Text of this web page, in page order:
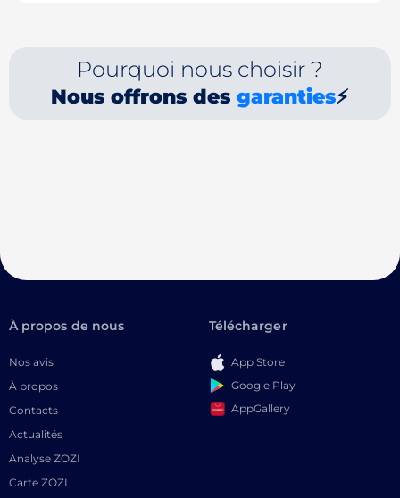
Pourquoi nous choisir ?
Nous offrons desgaranties⚡
À propos de nous
Nos avis
À propos
Contacts
Actualités
Analyse ZOZI
Carte ZOZI
Télécharger
App Store
Google Play
AppGallery